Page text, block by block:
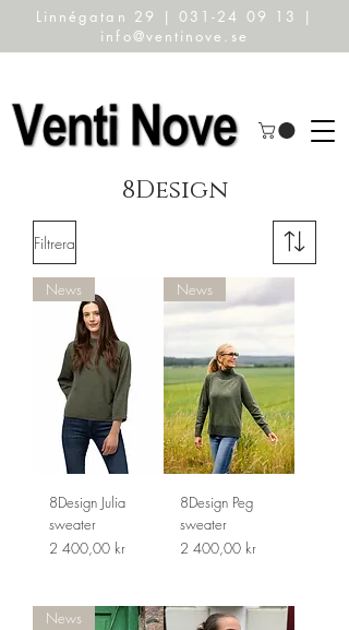
Linnégatan 29 | 031-24 09 13 |
info@ventinove.se
8Design
Filtrera
News
8Design Julia
sweater
Pris
2 400,00 kr
News
8Design Peg
sweater
Pris
2 400,00 kr
News